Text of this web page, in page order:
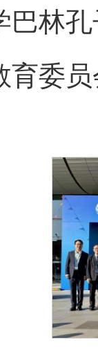
巴林
育委